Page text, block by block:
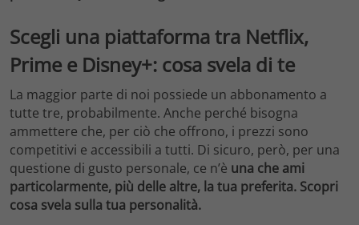
Scegli una piattaforma tra Netflix,
Prime e Disney+: cosa svela di te
La maggior parte di noi possiede un abbonamento a
tutte tre, probabilmente. Anche perché bisogna
ammettere che, per ciò che offrono, i prezzi sono
competitivi e accessibili a tutti. Di sicuro, però, per una
questione di gusto personale, ce n’è una che ami
particolarmente, più delle altre, la tua preferita. Scopri
cosa svela sulla tua personalità.